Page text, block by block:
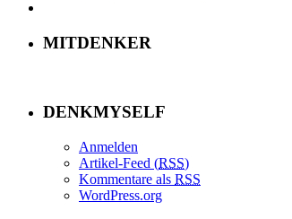
MITDENKER
DENKMYSELF
Anmelden
Artikel-Feed (RSS)
Kommentare als RSS
WordPress.org